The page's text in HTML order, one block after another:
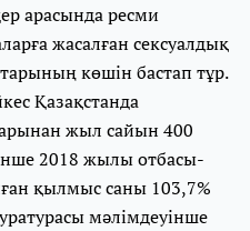
арасында ресми
жасалған сексуалдық
көшін бастап тұр.
Қазақстанда
жыл сайын 400
2018 жылы отбасы-
қылмыс саны 103,7%
мәлімдеуінше